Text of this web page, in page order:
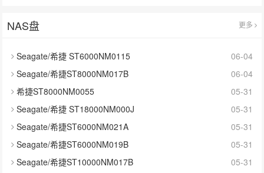
NAS盘 更多
Seagate/希捷 ST6000NM0115
06-04
Seagate/希捷ST8000NM017B
06-04
希捷ST8000NM0055
05-31
Seagate/希捷 ST18000NM000J
05-31
Seagate/希捷ST6000NM021A
05-31
Seagate/希捷ST6000NM019B
05-31
Seagate/希捷ST10000NM017B
05-31